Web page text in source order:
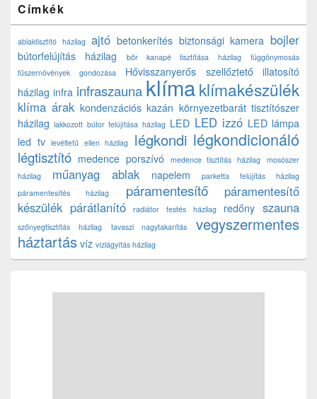
Címkék
ablaktisztító házilag ajtó betonkerítés biztonsági kamera bojler
bútorfelújítás házilag bőr kanapé tisztítása házilag
függönymosás
fűszernövények gondozása
Hővisszanyerős szellőztető
illatosító
házilag infra infraszauna klímaklímakészülék
klíma árak kondenzációs kazán környezetbarát tisztítószer
házilag lakkozott bútor felújítása házilag LED LED izzó LED lámpa
led tv levéltetű ellen házilag légkondi légkondicionáló
légtisztító medence porszívó medence tisztítás házilag
mosószer
házilag
műanyag ablak napelem
parketta felújítás házilag
páramentesítés házilag
páramentesítő
páramentesítő
készülék párátlanító radiátor festés házilag redőny szauna
szőnyegtisztítás házilag tavaszi nagytakarítás
vegyszermentes
háztartás víz vízlágyítás házilag